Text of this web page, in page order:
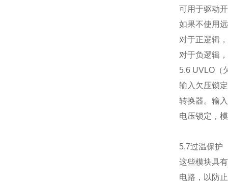
可用于驱动开
如果不使用
对于正逻辑
对于负逻辑
5.6 UVLO（
输入欠压锁
转换器。输
电压锁定，
5.7过温保护
这些模块具
电路，以防